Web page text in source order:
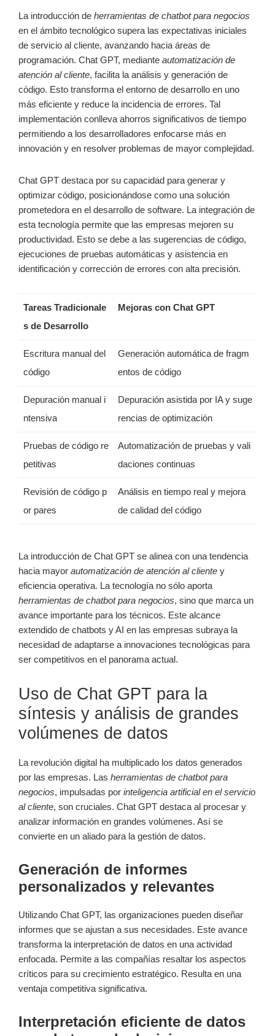
La introducción de herramientas de chatbot para negocios
en el ámbito tecnológico supera las expectativas iniciales
de servicio al cliente, avanzando hacia áreas de
programación. Chat GPT, mediante automatización de
atención al cliente, facilita la análisis y generación de
código. Esto transforma el entorno de desarrollo en uno
más eficiente y reduce la incidencia de errores. Tal
implementación conlleva ahorros significativos de tiempo
permitiendo a los desarrolladores enfocarse más en
innovación y en resolver problemas de mayor complejidad.
Chat GPT destaca por su capacidad para generar y
optimizar código, posicionándose como una solución
prometedora en el desarrollo de software. La integración de
esta tecnología permite que las empresas mejoren su
productividad. Esto se debe a las sugerencias de código,
ejecuciones de pruebas automáticas y asistencia en
identificación y corrección de errores con alta precisión.
Tareas Tradicionale
s de Desarrollo
Mejoras con Chat GPT
Escritura manual del
código
Generación automática de fragm
entos de código
Depuración manual i
ntensiva
Depuración asistida por IA y suge
rencias de optimización
Pruebas de código re
petitivas
Automatización de pruebas y vali
daciones continuas
Revisión de código p
or pares
Análisis en tiempo real y mejora
de calidad del código
La introducción de Chat GPT se alinea con una tendencia
hacia mayor automatización de atención al cliente y
eficiencia operativa. La tecnología no sólo aporta
herramientas de chatbot para negocios, sino que marca un
avance importante para los técnicos. Este alcance
extendido de chatbots y AI en las empresas subraya la
necesidad de adaptarse a innovaciones tecnológicas para
ser competitivos en el panorama actual.
Uso de Chat GPT para la
síntesis y análisis de grandes
volúmenes de datos
La revolución digital ha multiplicado los datos generados
por las empresas. Las herramientas de chatbot para
negocios, impulsadas por inteligencia artificial en el servicio
al cliente, son cruciales. Chat GPT destaca al procesar y
analizar información en grandes volúmenes. Así se
convierte en un aliado para la gestión de datos.
Generación de informes
personalizados y relevantes
Utilizando Chat GPT, las organizaciones pueden diseñar
informes que se ajustan a sus necesidades. Este avance
transforma la interpretación de datos en una actividad
enfocada. Permite a las compañías resaltar los aspectos
críticos para su crecimiento estratégico. Resulta en una
ventaja competitiva significativa.
Interpretación eficiente de datos